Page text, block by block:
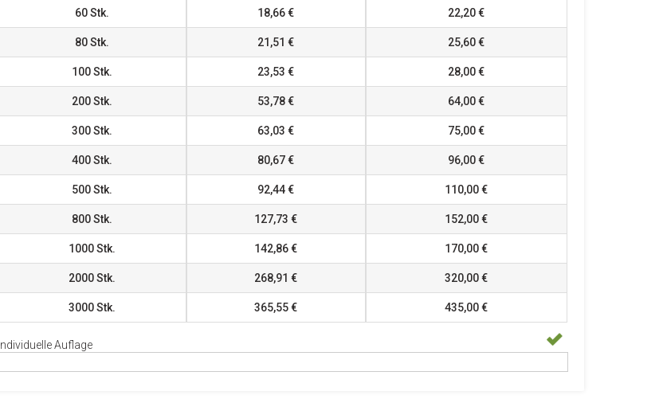
60Stk. 18,66 € 22,20 €
80Stk. 21,51 € 25,60 €
100Stk. 23,53 € 28,00 €
200Stk. 53,78 € 64,00 €
300Stk. 63,03 € 75,00 €
400Stk. 80,67 € 96,00 €
500Stk. 92,44 € 110,00 €
800Stk. 127,73 € 152,00 €
1000Stk. 142,86 € 170,00 €
2000Stk. 268,91 € 320,00 €
3000Stk. 365,55 € 435,00 €
Individuelle Auflage